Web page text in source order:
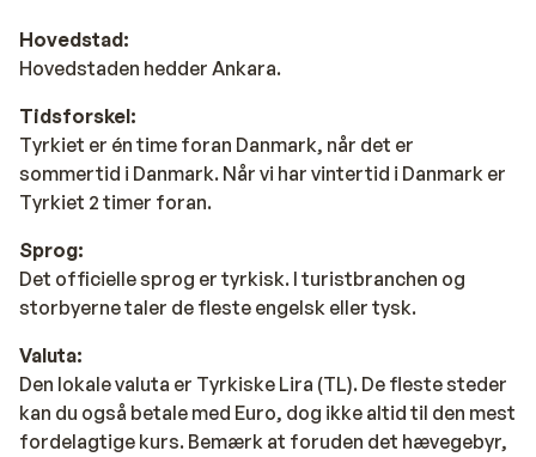
Hovedstad:
Hovedstaden hedder Ankara.
Tidsforskel:
Tyrkiet er én time foran Danmark, når det er
sommertid i Danmark. Når vi har vintertid i Danmark er
Tyrkiet 2 timer foran.
Sprog:
Det officielle sprog er tyrkisk. I turistbranchen og
storbyerne taler de fleste engelsk eller tysk.
Valuta:
Den lokale valuta er Tyrkiske Lira (TL). De fleste steder
kan du også betale med Euro, dog ikke altid til den mest
fordelagtige kurs. Bemærk at foruden det hævegebyr,